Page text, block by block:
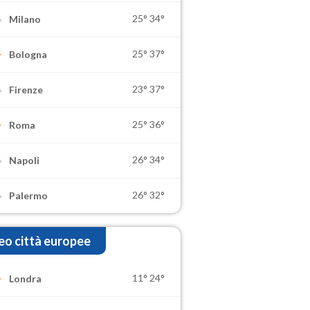
Milano 25° 34°
Bologna 25° 37°
Firenze 23° 37°
Roma 25° 36°
Napoli 26° 34°
Palermo 26° 32°
città europee
Londra 11° 24°